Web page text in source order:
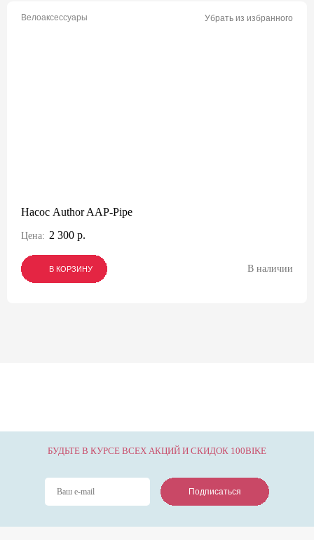
Велоаксессуары Убрать из избранного
Насос Author AAP-Pipe
Цена: 2 300 р.
В КОРЗИНУ
В КОРЗИНУ
В КОРЗИНУ В наличии
БУДЬТЕ В КУРСЕ ВСЕХ АКЦИЙ И СКИДОК 100BIKE
Подписаться
Подписаться
Подписаться